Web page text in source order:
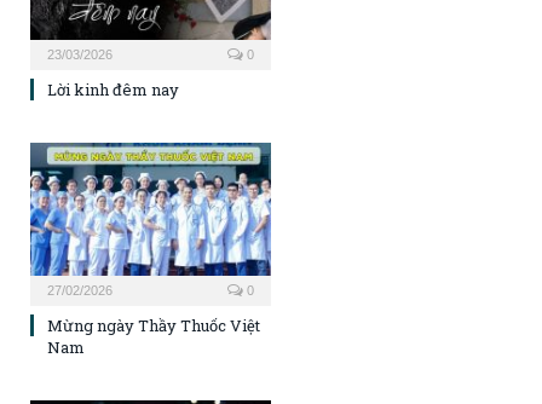
23/03/2026 0
Lời kinh đêm nay
27/02/2026 0
Mừng ngày Thầy Thuốc Việt
Nam